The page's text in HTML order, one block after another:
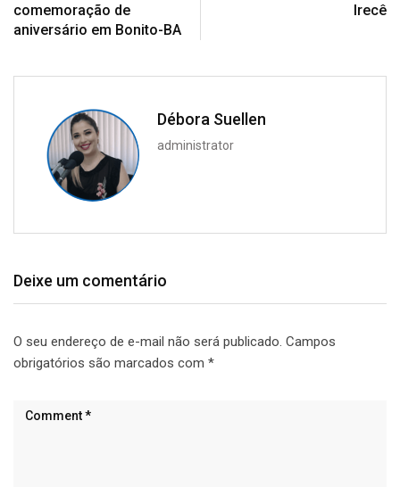
comemoração de
aniversário em Bonito-BA
Irecê
Débora Suellen
administrator
Deixe um comentário
O seu endereço de e-mail não será publicado. Campos
obrigatórios são marcados com *